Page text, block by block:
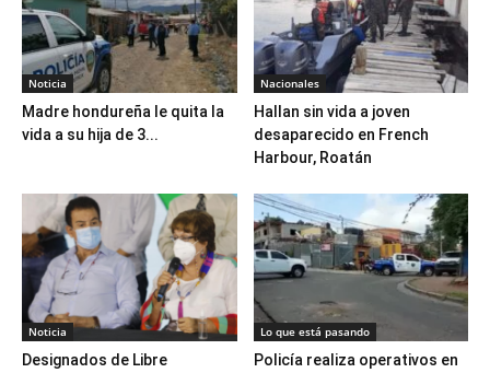
Noticia
Madre hondureña le quita la
vida a su hija de 3...
Nacionales
Hallan sin vida a joven
desaparecido en French
Harbour, Roatán
Noticia
Designados de Libre
Lo que está pasando
Policía realiza operativos en